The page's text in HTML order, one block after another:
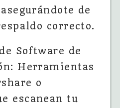
de
correcto.
Software de
Herramientas
o
escanean tu